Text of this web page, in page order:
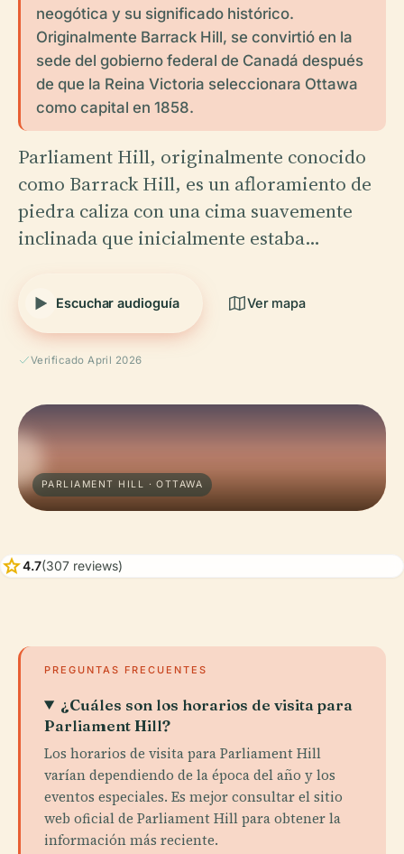
neogótica y su significado histórico.
Originalmente Barrack Hill, se convirtió en la
sede del gobierno federal de Canadá después
de que la Reina Victoria seleccionara Ottawa
como capital en 1858.
Parliament Hill, originalmente conocido
como Barrack Hill, es un afloramiento de
piedra caliza con una cima suavemente
inclinada que inicialmente estaba…
Escuchar audioguía Ver mapa
Verificado April 2026
PARLIAMENT HILL · OTTAWA
star4.7(307 reviews)
PREGUNTAS FRECUENTES
¿Cuáles son los horarios de visita para
Parliament Hill?
Los horarios de visita para Parliament Hill
varían dependiendo de la época del año y los
eventos especiales. Es mejor consultar el sitio
web oficial de Parliament Hill para obtener la
información más reciente.